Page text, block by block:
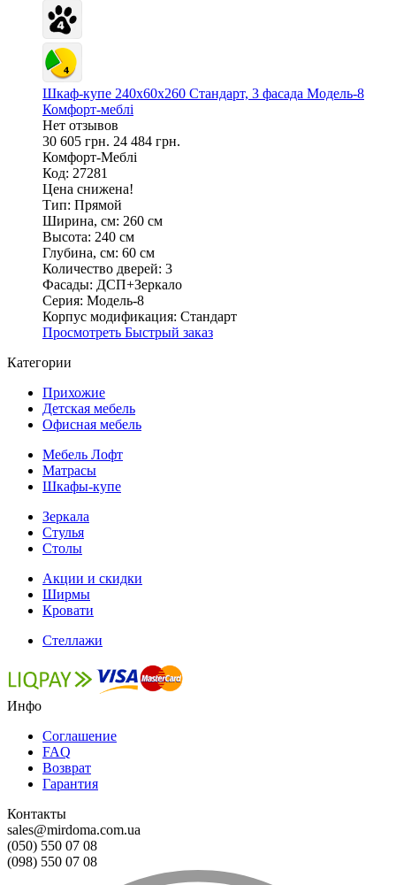
Шкаф-купе 240х60х260 Стандарт, 3 фасада Модель-8
Комфорт-меблі
Нет отзывов
30 605 грн. 24 484 грн.
Комфорт-Меблі
Код: 27281
Цена снижена!
Тип: Прямой
Ширина, см: 260 см
Высота: 240 см
Глубина, см: 60 см
Количество дверей: 3
Фасады: ДСП+Зеркало
Серия: Модель-8
Корпус модификация: Стандарт
Просмотреть Быстрый заказ
Категории
Прихожие
Детская мебель
Офисная мебель
Мебель Лофт
Матрасы
Шкафы-купе
Зеркала
Стулья
Столы
Акции и скидки
Ширмы
Кровати
Стеллажи
Инфо
Соглашение
FAQ
Возврат
Гарантия
Контакты
sales@mirdoma.com.ua
(050) 550 07 08
(098) 550 07 08